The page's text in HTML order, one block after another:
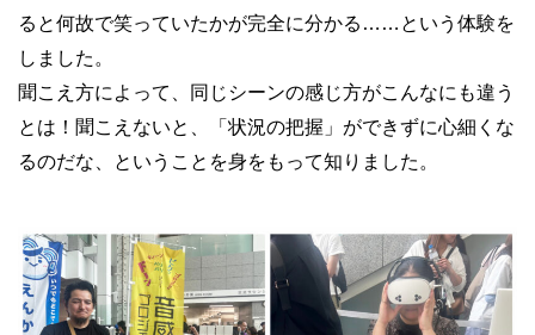
ると何故で笑っていたかが完全に分かる……という体験を
しました。
聞こえ方によって、同じシーンの感じ方がこんなにも違う
とは！聞こえないと、「状況の把握」ができずに心細くな
るのだな、ということを身をもって知りました。